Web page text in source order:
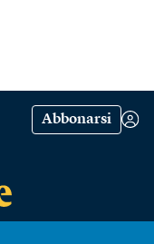
Abbonarsi